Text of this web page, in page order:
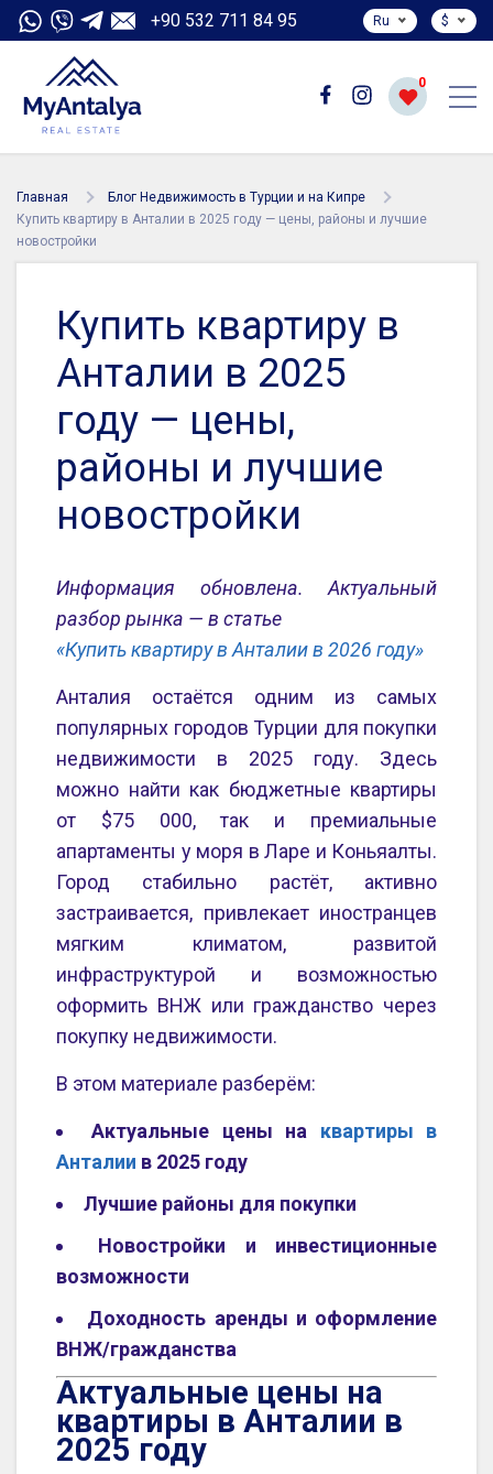
+90 532 711 84 95 Ru $
0
Главная
Блог Недвижимость в Турции и на Кипре
Купить квартиру в Анталии в 2025 году — цены, районы и лучшие
новостройки
Купить квартиру в
Анталии в 2025
году — цены,
районы и лучшие
новостройки
Информация обновлена. Актуальный
разбор рынка — в статье
«Купить квартиру в Анталии в 2026 году»
Анталия остаётся одним из самых
популярных городов Турции для покупки
недвижимости в 2025 году. Здесь
можно найти как бюджетные квартиры
от $75 000, так и премиальные
апартаменты у моря в Ларе и Коньяалты.
Город стабильно растёт, активно
застраивается, привлекает иностранцев
мягким климатом, развитой
инфраструктурой и возможностью
оформить ВНЖ или гражданство через
покупку недвижимости.
В этом материале разберём:
Актуальные цены на квартиры в
Анталии в 2025 году
Лучшие районы для покупки
Новостройки и инвестиционные
возможности
Доходность аренды и оформление
ВНЖ/гражданства
Актуальные цены на
квартиры в Анталии в
2025 году